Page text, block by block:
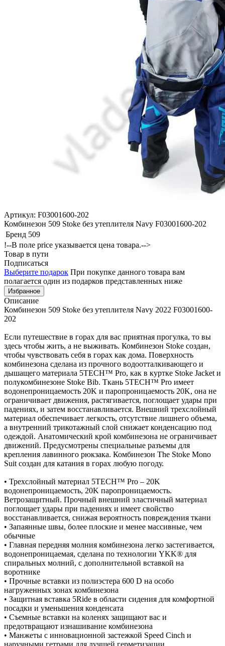
Артикул: F03001600-202
Комбинезон 509 Stoke без утеплителя Navy F03001600-202
Бренд 509
!--В поле price указывается цена товара.-->
Товар в пути
Подписаться
Выберите подарок При покупке данного товара вам
полагается один из подарков представленных ниже
Избранное
Описание
Комбинезон 509 Stoke без утеплителя Navy 2022 F03001600-
202
Если путешествие в горах для вас приятная прогулка, то вы
здесь чтобы жить, а не выживать. Комбинезон Stoke создан,
чтобы чувствовать себя в горах как дома. Поверхность
комбинезона сделана из прочного водоотталкивающего и
дышащего материала 5TECH™ Pro, как в куртке Stoke Jacket и
полукомбинезоне Stoke Bib. Ткань 5TECH™ Pro имеет
водонепроницаемость 20K и паропроницаемость 20K, она не
ограничивает движения, растягивается, поглощает удары при
падениях, и затем восстанавливается. Внешний трехслойный
материал обеспечивает легкость, отсутствие лишнего объема,
а внутренний трикотажный слой снижает конденсацию под
одеждой. Анатомический крой комбинезона не ограничивает
движений. Предусмотрены специальные разъемы для
крепления лавинного рюкзака. Комбинезон The Stoke Mono
Suit создан для катания в горах любую погоду.
• Трехслойный материал 5TECH™ Pro – 20K
водонепроницаемость, 20K паропроницаемость.
Ветрозащитный. Прочный внешний эластичный материал
поглощает удары при падениях и имеет свойство
восстанавливается, снижая вероятность повреждения ткани
• Запаянные швы, более плоские и менее массивные, чем
обычные
• Главная передняя молния комбинезона легко застегивается,
водонепроницаемая, сделана по технологии YKK® для
спиральных молний, с дополнительной вставкой на
воротнике
• Прочные вставки из полиэстера 600 D на особо
нагруженных зонах комбинезона
• Защитная вставка 5Ride в области сидения для комфортной
посадки и уменьшения конденсата
• Съемные вставки на коленях защищают вас и
предотвращают изнашивание комбинезона
• Манжеты с инновационной застежкой Speed Cinch и
наручными гетрами для лучшей герметизации